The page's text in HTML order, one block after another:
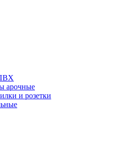
арочные
и розетки